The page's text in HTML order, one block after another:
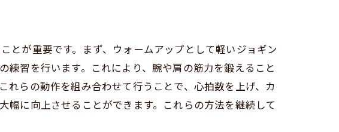
シングの魅力
とが重要です。まず、ウォームアップとして軽いジョギン
習を行います。これにより、腕や肩の筋力を鍛えること
らの動作を組み合わせて行うことで、心拍数を上げ、カ
幅に向上させることができます。これらの方法を継続して